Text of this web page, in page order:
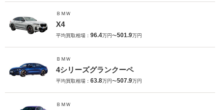
ＢＭＷ
X4
平均買取相場： 96.4万円〜501.9万円
ＢＭＷ
4シリーズグランクーペ
平均買取相場： 63.8万円〜507.9万円
ＢＭＷ